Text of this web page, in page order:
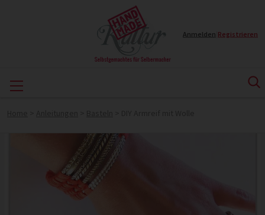
Anmelden Registrieren